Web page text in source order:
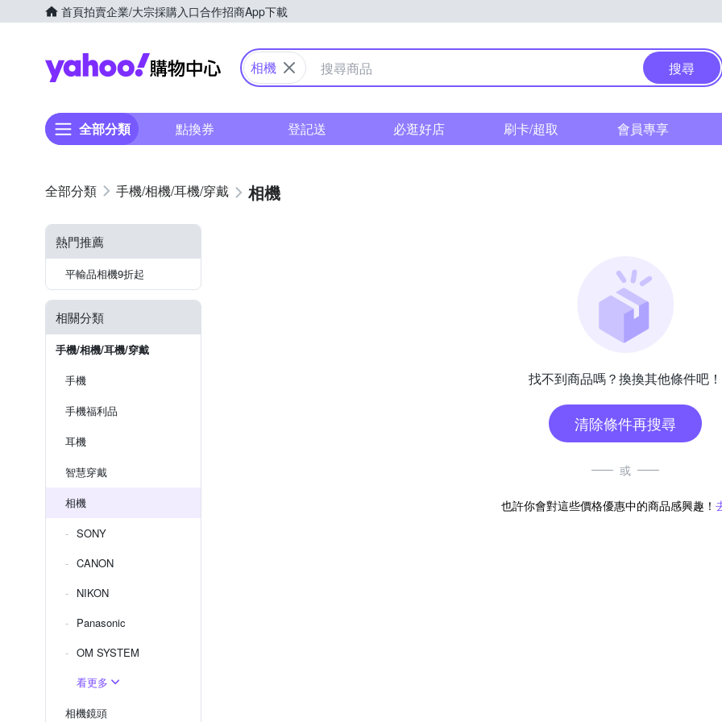
首頁拍賣企業/大宗採購入口合作招商App下載
Yahoo購物中心
相機 搜尋
全部分類 點換券 登記送 必逛好店 刷卡/超取 會員專享
手機/相機/耳機/穿戴 相機
熱門推薦
平輸品相機9折起
相關分類
手機/相機/耳機/穿戴
手機
手機福利品
耳機
智慧穿戴
相機
SONY
CANON
NIKON
Panasonic
OM SYSTEM
看更多
相機鏡頭
找不到商品嗎？換換其他條件吧！
清除條件再搜尋
或
也許你會對這些價格優惠中的商品感興趣！